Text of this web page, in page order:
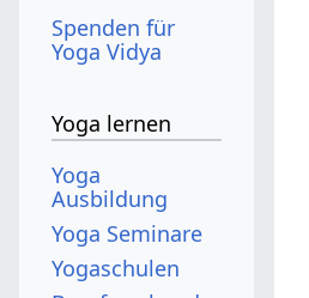
Spenden für
Yoga Vidya
Yoga lernen
Yoga
Ausbildung
Yoga Seminare
Yogaschulen